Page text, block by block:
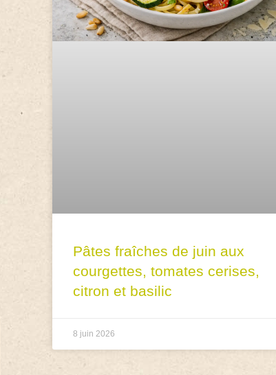
Pâtes fraîches de juin aux
courgettes, tomates cerises,
citron et basilic
8 juin 2026